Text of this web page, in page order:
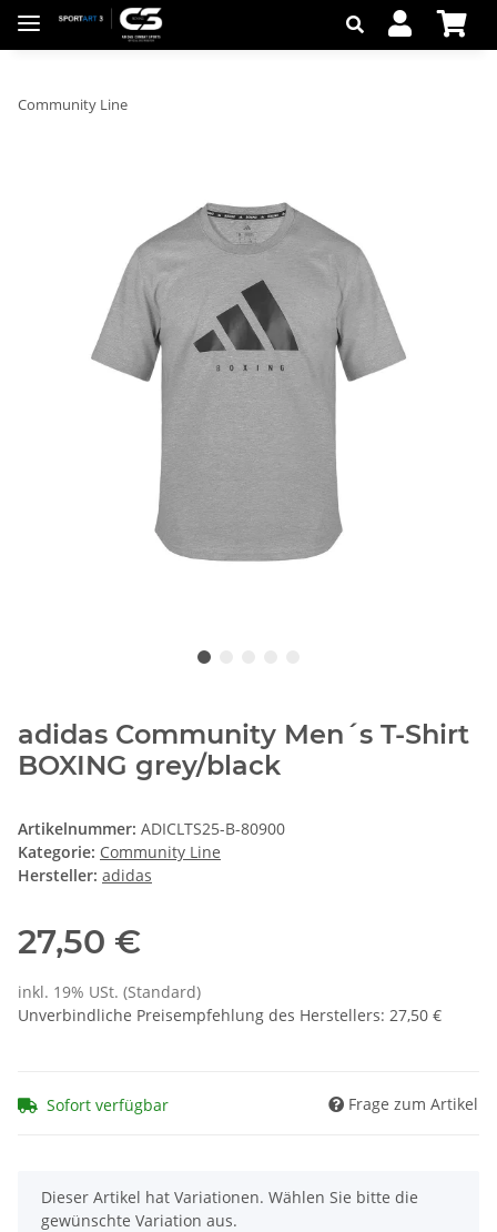
Community Line
adidas Community Men´s T-Shirt
BOXING grey/black
Artikelnummer: ADICLTS25-B-80900
Kategorie: Community Line
Hersteller: adidas
27,50 €
inkl. 19% USt. (Standard)
Unverbindliche Preisempfehlung des Herstellers: 27,50 €
Sofort verfügbar Frage zum Artikel
x
Dieser Artikel hat Variationen. Wählen Sie bitte die
gewünschte Variation aus.